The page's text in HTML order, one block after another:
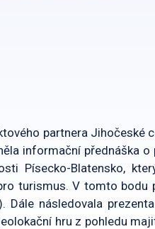
partnera Jihočeské
informační přednáška
Písecko-Blatensko,
turismus. V tomto
Dále následovala
hru z pohledu